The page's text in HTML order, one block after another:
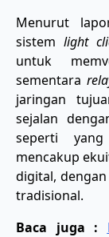
Menurut
sistem light
untuk
sementara
jaringan
sejalan
seperti
mencakup
digital,
tradisional.
Baca juga :